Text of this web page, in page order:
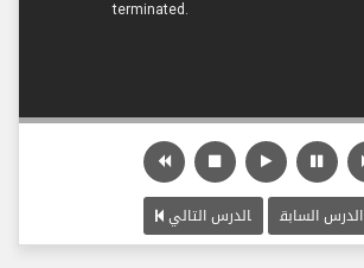
الدرس السابق الدرس التالي